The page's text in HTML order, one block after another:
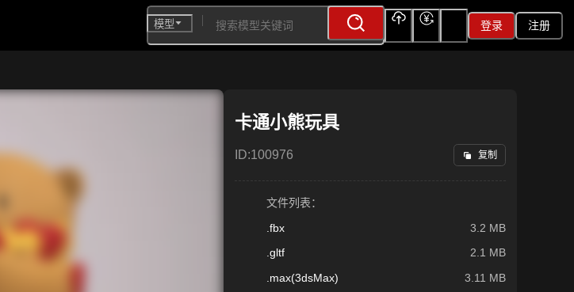
模型
登录 注册
卡通小熊玩具
ID:100976 复制
文件列表：
.fbx
3.2 MB
.gltf
2.1 MB
.max(3dsMax)
3.11 MB